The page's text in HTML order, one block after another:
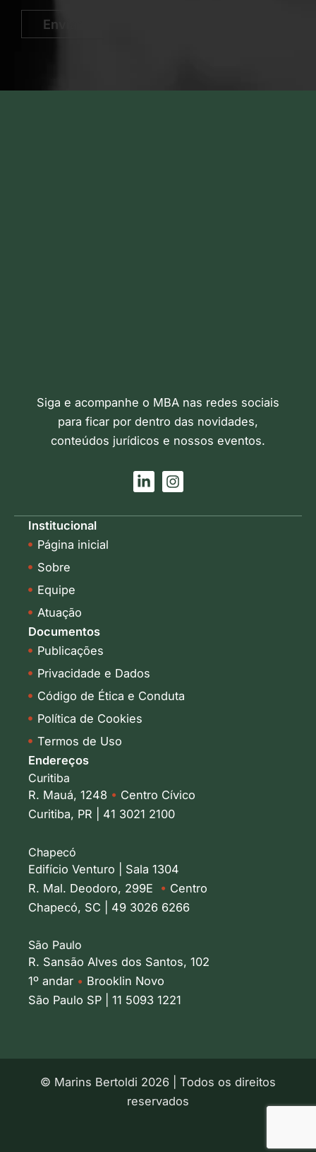
Enviar
Siga e acompanhe o MBA nas redes sociais
para ficar por dentro das novidades,
conteúdos jurídicos e nossos eventos.
L
i
k
I
n
t
Institucional
Página inicial
Sobre
Equipe
Atuação
Documentos
Publicações
Privacidade e Dados
Código de Ética e Conduta
Política de Cookies
Termos de Uso
Endereços
Curitiba
R. Mauá, 1248 • Centro Cívico
Curitiba, PR | 41 3021 2100
Chapecó
Edifício Venturo | Sala 1304
R. Mal. Deodoro, 299E • Centro
Chapecó, SC | 49 3026 6266
São Paulo
R. Sansão Alves dos Santos, 102
1º andar • Brooklin Novo
São Paulo SP | 11 5093 1221
© Marins Bertoldi 2026 | Todos os direitos
reservados